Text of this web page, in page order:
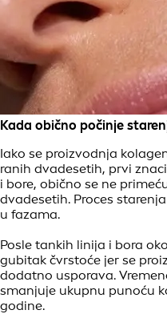
Kada obično počinje
Iako se proizvodnja
ranih dvadesetih, prvi
i bore, obično se ne
dvadesetih. Proces
u fazama.
Posle tankih linija i bora
gubitak čvrstoće jer se
dodatno usporava.
smanjuje ukupnu punoću
godine.